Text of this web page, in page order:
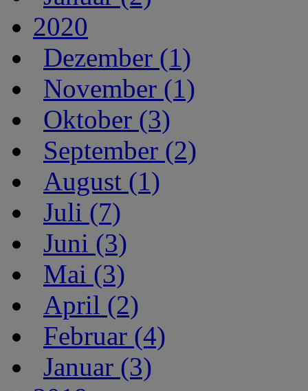
2020
Dezember (1)
November (1)
Oktober (3)
September (2)
August (1)
Juli (7)
Juni (3)
Mai (3)
April (2)
Februar (4)
Januar (3)